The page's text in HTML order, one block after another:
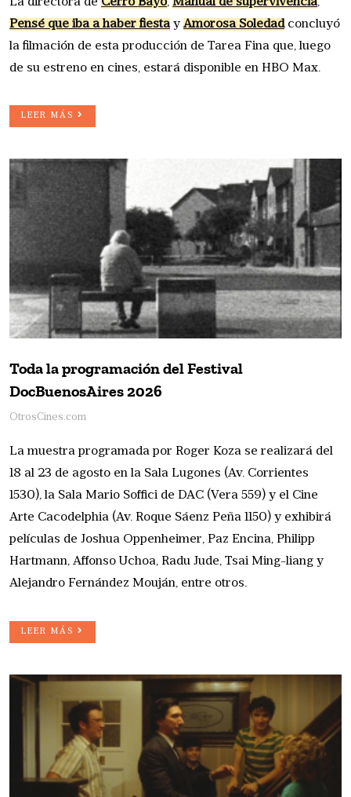
Pensé que iba a haber fiestayAmorosa Soledadconcluyó
la filmación de esta producción de Tarea Fina que, luego
de su estreno en cines, estará disponible en HBO Max.
LEER MÁS
Toda la programación del Festival
DocBuenosAires 2026
OtrosCines.com
La muestra programada por Roger Koza se realizará del
18 al 23 de agosto en la Sala Lugones (Av. Corrientes
1530), la Sala Mario Soffici de DAC (Vera 559) y el Cine
Arte Cacodelphia (Av. Roque Sáenz Peña 1150) y exhibirá
películas de Joshua Oppenheimer, Paz Encina, Philipp
Hartmann, Affonso Uchoa, Radu Jude, Tsai Ming-liang y
Alejandro Fernández Mouján, entre otros.
LEER MÁS